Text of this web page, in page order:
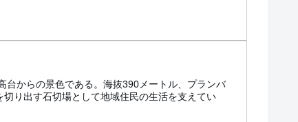
台からの景色である。海抜390メートル、プランバ
り出す石切場として地域住民の生活を支えてい